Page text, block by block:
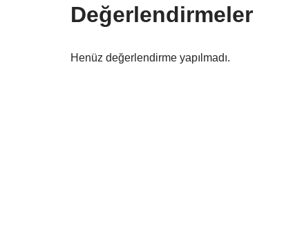
Değerlendirmeler
Henüz değerlendirme yapılmadı.